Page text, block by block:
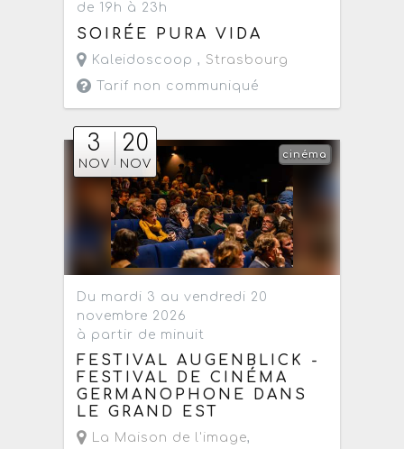
de 19h à 23h
SOIRÉE PURA VIDA
Kaleidoscoop , Strasbourg
Tarif non communiqué
3
NOV
20
NOV
cinéma
Du mardi 3 au vendredi 20
novembre 2026
à partir de minuit
FESTIVAL AUGENBLICK -
FESTIVAL DE CINÉMA
GERMANOPHONE DANS
LE GRAND EST
La Maison de l'image,